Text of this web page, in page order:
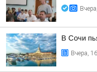
В Сочи
Вчера,